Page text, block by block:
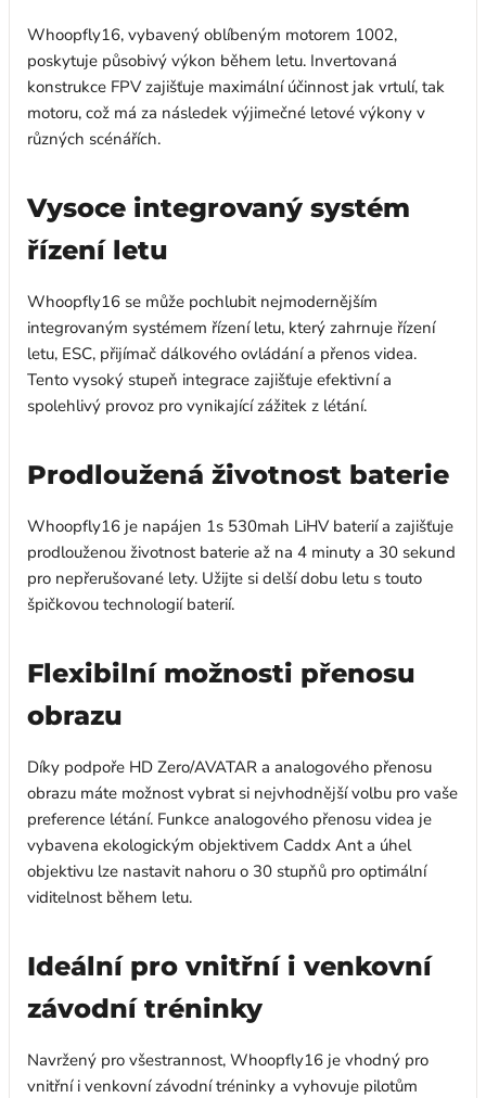
Whoopfly16, vybavený oblíbeným motorem 1002,
poskytuje působivý výkon během letu. Invertovaná
konstrukce FPV zajišťuje maximální účinnost jak vrtulí, tak
motoru, což má za následek výjimečné letové výkony v
různých scénářích.
Vysoce integrovaný systém
řízení letu
Whoopfly16 se může pochlubit nejmodernějším
integrovaným systémem řízení letu, který zahrnuje řízení
letu, ESC, přijímač dálkového ovládání a přenos videa.
Tento vysoký stupeň integrace zajišťuje efektivní a
spolehlivý provoz pro vynikající zážitek z létání.
Prodloužená životnost baterie
Whoopfly16 je napájen 1s 530mah LiHV baterií a zajišťuje
prodlouženou životnost baterie až na 4 minuty a 30 sekund
pro nepřerušované lety. Užijte si delší dobu letu s touto
špičkovou technologií baterií.
Flexibilní možnosti přenosu
obrazu
Díky podpoře HD Zero/AVATAR a analogového přenosu
obrazu máte možnost vybrat si nejvhodnější volbu pro vaše
preference létání. Funkce analogového přenosu videa je
vybavena ekologickým objektivem Caddx Ant a úhel
objektivu lze nastavit nahoru o 30 stupňů pro optimální
viditelnost během letu.
Ideální pro vnitřní i venkovní
závodní tréninky
Navržený pro všestrannost, Whoopfly16 je vhodný pro
vnitřní i venkovní závodní tréninky a vyhovuje pilotům